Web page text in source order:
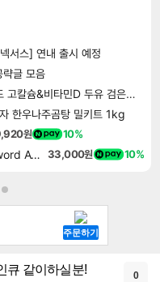
서스] 연내 출시 예정
략글 모음
민D 두유 검은콩 190ml x 24개
우나주곰탕 밀키트 1kg
원 10%
드래곤소드 어웨이크닝 DragonSword Awakening 33,000원 10%
큐 같이하실분! 0